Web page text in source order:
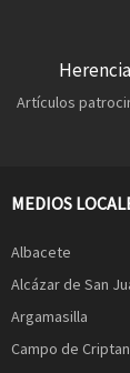
Artículos
MEDIOS
Albacete
Alcázar de San
Argamasilla
Campo de